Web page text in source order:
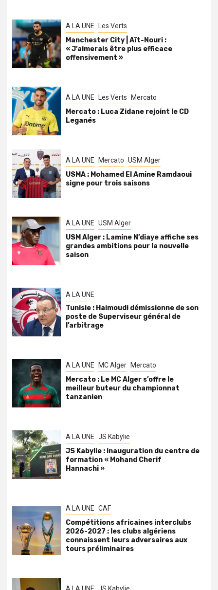
A LA UNE Les Verts
Manchester City | Aït-Nouri :
« J’aimerais être plus efficace
offensivement »
A LA UNE Les Verts Mercato
Mercato : Luca Zidane rejoint le CD
Leganés
A LA UNE Mercato USM Alger
USMA : Mohamed El Amine Ramdaoui
signe pour trois saisons
A LA UNE USM Alger
USM Alger : Lamine N’diaye affiche ses
grandes ambitions pour la nouvelle
saison
A LA UNE
Tunisie : Haimoudi démissionne de son
poste de Superviseur général de
l’arbitrage
A LA UNE MC Alger Mercato
Mercato : Le MC Alger s’offre le
meilleur buteur du championnat
tanzanien
A LA UNE JS Kabylie
JS Kabylie : inauguration du centre de
formation « Mohand Cherif
Hannachi »
A LA UNE CAF
Compétitions africaines interclubs
2026-2027 : les clubs algériens
connaissent leurs adversaires aux
tours préliminaires